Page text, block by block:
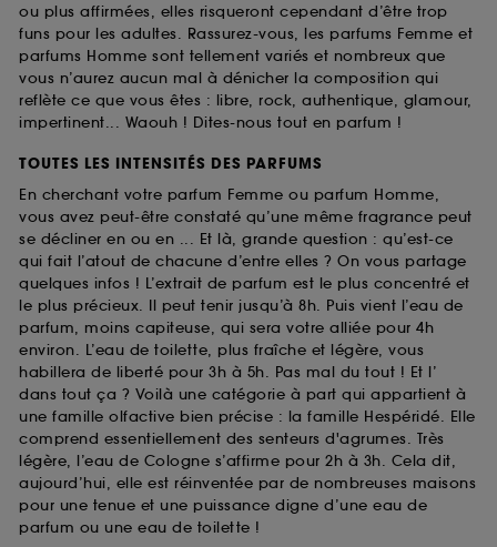
ou plus affirmées, elles risqueront cependant d’être trop
funs pour les adultes. Rassurez-vous, les parfums Femme et
parfums Homme sont tellement variés et nombreux que
vous n’aurez aucun mal à dénicher la composition qui
reflète ce que vous êtes : libre, rock, authentique, glamour,
impertinent... Waouh ! Dites-nous tout en parfum !
TOUTES LES INTENSITÉS DES PARFUMS
En cherchant votre parfum Femme ou parfum Homme,
vous avez peut-être constaté qu’une même fragrance peut
se décliner en ou en ... Et là, grande question : qu’est-ce
qui fait l’atout de chacune d’entre elles ? On vous partage
quelques infos ! L’extrait de parfum est le plus concentré et
le plus précieux. Il peut tenir jusqu’à 8h. Puis vient l’eau de
parfum, moins capiteuse, qui sera votre alliée pour 4h
environ. L’eau de toilette, plus fraîche et légère, vous
habillera de liberté pour 3h à 5h. Pas mal du tout ! Et l’
dans tout ça ? Voilà une catégorie à part qui appartient à
une famille olfactive bien précise : la famille Hespéridé. Elle
comprend essentiellement des senteurs d'agrumes. Très
légère, l’eau de Cologne s’affirme pour 2h à 3h. Cela dit,
aujourd’hui, elle est réinventée par de nombreuses maisons
pour une tenue et une puissance digne d’une eau de
parfum ou une eau de toilette !